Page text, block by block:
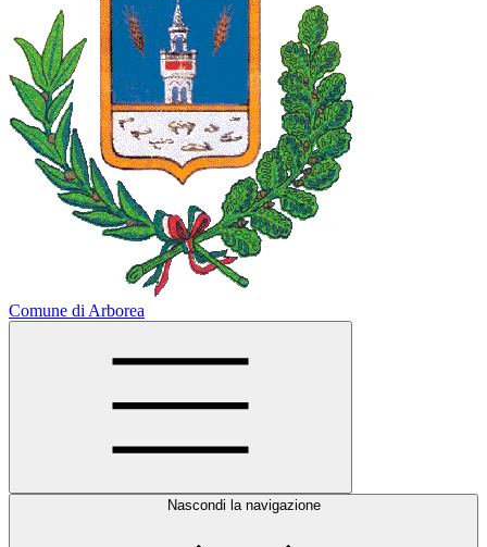
Comune di Arborea
Nascondi la navigazione